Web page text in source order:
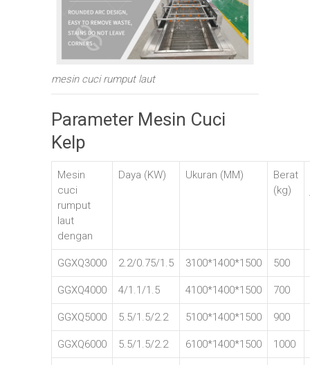
mesin cuci rumput laut
Parameter Mesin Cuci
Kelp
Mesin
cuci
rumput
laut
dengan
Daya (KW) Ukuran (MM)
Berat
(kg)
GGXQ3000 2.2/0.75/1.5 3100*1400*1500 500
GGXQ4000 4/1.1/1.5 4100*1400*1500 700
GGXQ5000 5.5/1.5/2.2 5100*1400*1500 900
GGXQ6000 5.5/1.5/2.2 6100*1400*1500 1000